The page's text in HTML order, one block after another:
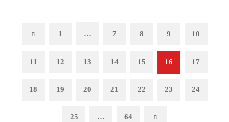
Previous1 … 7 8 9 10
11 12 13 14 15 16 17
18 19 20 21 22 23 24
25 … 64 Next